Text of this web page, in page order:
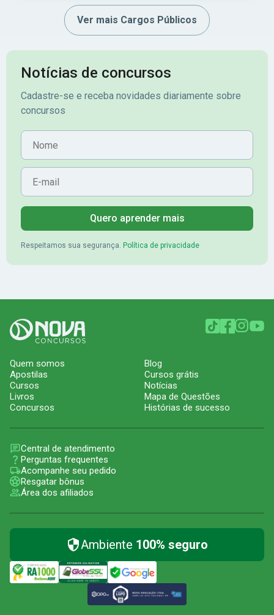
Ver mais Cargos Públicos
Notícias de concursos
Cadastre-se e receba novidades diariamente sobre
concursos
Nome
E-mail
Quero aprender mais
Respeitamos sua segurança. Política de privacidade
Quem somos
Apostilas
Cursos
Livros
Concursos
Blog
Cursos grátis
Notícias
Mapa de Questões
Histórias de sucesso
Central de atendimento
Perguntas frequentes
Acompanhe seu pedido
Resgatar bônus
Área dos afiliados
Ambiente 100% seguro